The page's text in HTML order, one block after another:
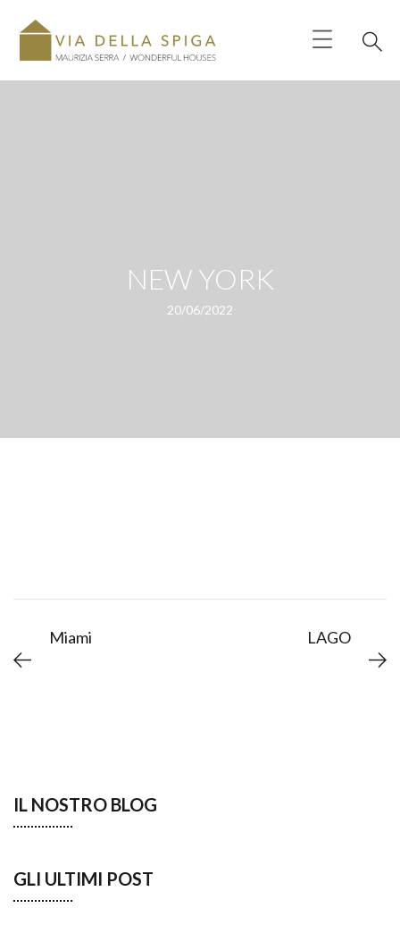
NEW YORK
20/06/2022
Miami LAGO
IL NOSTRO BLOG
GLI ULTIMI POST